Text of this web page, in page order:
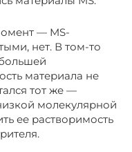
— MS-
нет. В том-то
материала не
тот же —
молекулярной
ее растворимость